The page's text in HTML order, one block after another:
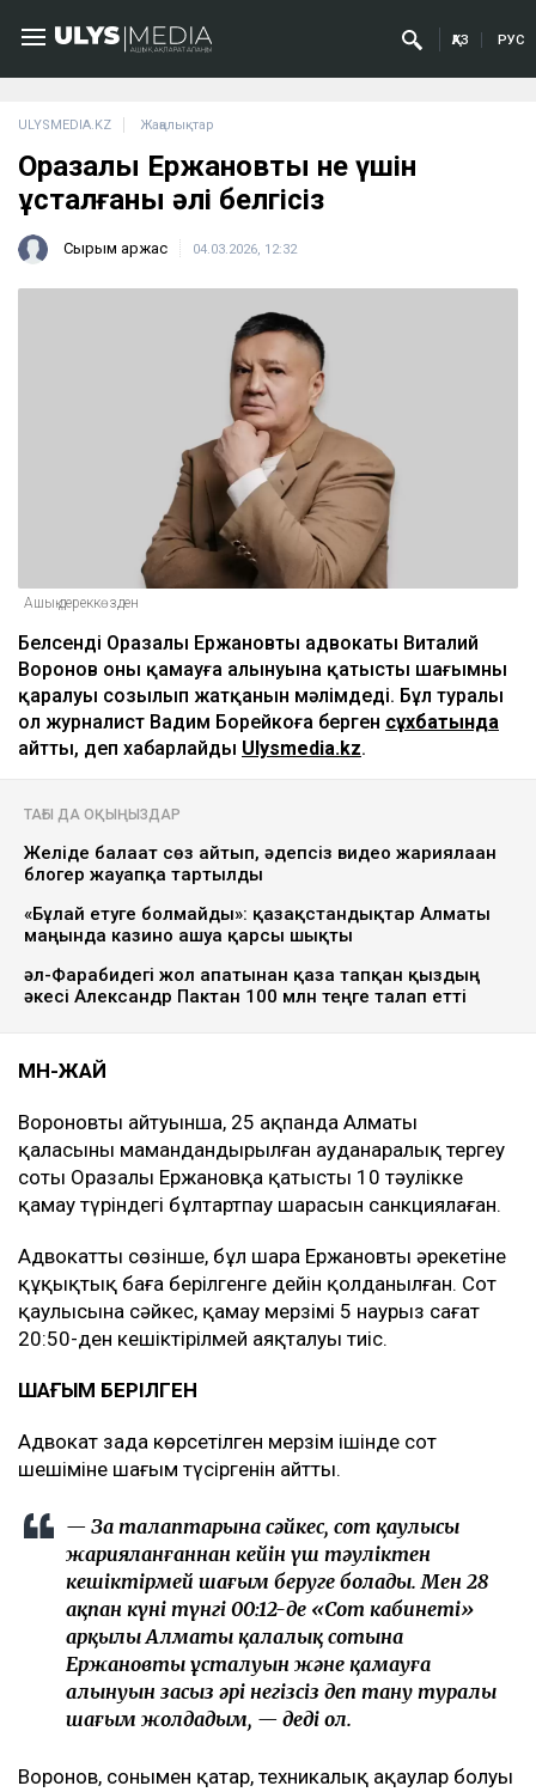
ҚАЗ РУС
ULYSMEDIA.KZ Жаңалықтар
Оразалы Ержановтың не үшін
ұсталғаны әлі белгісіз
Сырым Қаржас 04.03.2026, 12:32
Ашық дереккөзден
Белсенді Оразалы Ержановтың адвокаты Виталий
Воронов оның қамауға алынуына қатысты шағымның
қаралуы созылып жатқанын мәлімдеді. Бұл туралы
ол журналист Вадим Борейкоға берген сұхбатында
айтты, деп хабарлайды Ulysmedia.kz.
ТАҒЫ ДА ОҚЫҢЫЗДАР
Желіде балағат сөз айтып, әдепсіз видео жариялаған
блогер жауапқа тартылды
«Бұлай етуге болмайды»: қазақстандықтар Алматы
маңында казино ашуға қарсы шықты
әл-Фарабидегі жол апатынан қаза тапқан қыздың
әкесі Александр Пактан 100 млн теңге талап етті
МӘН-ЖАЙ
Вороновтың айтуынша, 25 ақпанда Алматы
қаласының мамандандырылған ауданаралық тергеу
соты Оразалы Ержановқа қатысты 10 тәулікке
қамау түріндегі бұлтартпау шарасын санкциялаған.
Адвокаттың сөзінше, бұл шара Ержановтың әрекетіне
құқықтық баға берілгенге дейін қолданылған. Сот
қаулысына сәйкес, қамау мерзімі 5 наурыз сағат
20:50-ден кешіктірілмей аяқталуы тиіс.
ШАҒЫМ БЕРІЛГЕН
Адвокат заңда көрсетілген мерзім ішінде сот
шешіміне шағым түсіргенін айтты.
— Заң талаптарына сәйкес, сот қаулысы
жарияланғаннан кейін үш тәуліктен
кешіктірмей шағым беруге болады. Мен 28
ақпан күні түнгі 00:12-де «Сот кабинеті»
арқылы Алматы қалалық сотына
Ержановтың ұсталуын және қамауға
алынуын заңсыз әрі негізсіз деп тану туралы
шағым жолдадым, — деді ол.
Воронов, сонымен қатар, техникалық ақаулар болуы